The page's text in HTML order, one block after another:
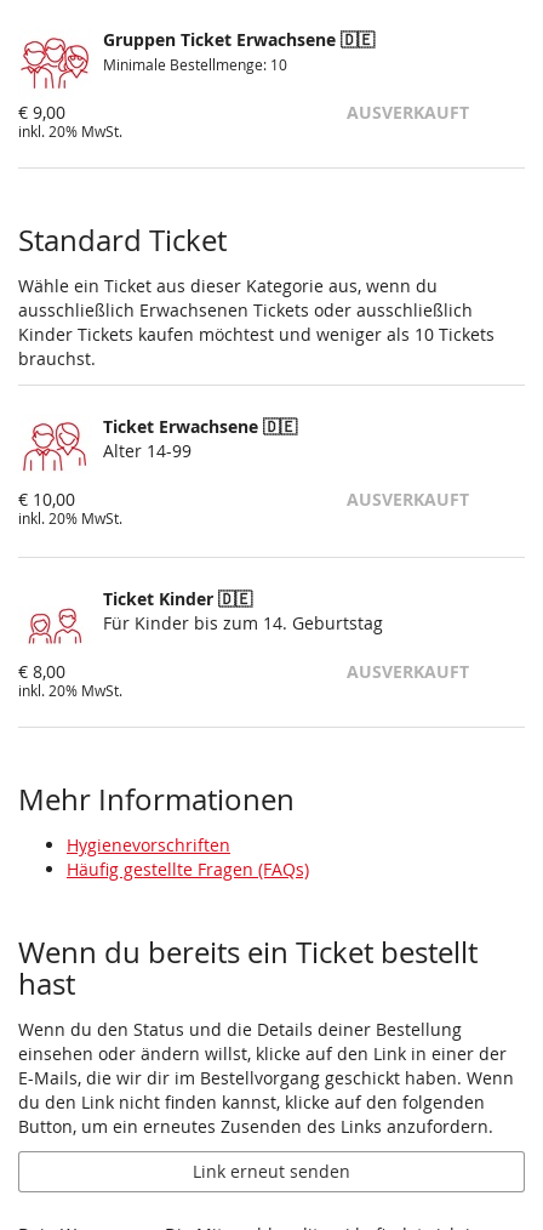
Gruppen Ticket Erwachsene 🇩🇪
Minimale Bestellmenge: 10
€ 9,00
inkl. 20% MwSt.
AUSVERKAUFT
Standard Ticket
Wähle ein Ticket aus dieser Kategorie aus, wenn du
ausschließlich Erwachsenen Tickets oder ausschließlich
Kinder Tickets kaufen möchtest und weniger als 10 Tickets
brauchst.
Ticket Erwachsene 🇩🇪
Alter 14-99
€ 10,00
inkl. 20% MwSt.
AUSVERKAUFT
Ticket Kinder 🇩🇪
Für Kinder bis zum 14. Geburtstag
€ 8,00
inkl. 20% MwSt.
AUSVERKAUFT
Mehr Informationen
Hygienevorschriften
Häufig gestellte Fragen (FAQs)
Wenn du bereits ein Ticket bestellt
hast
Wenn du den Status und die Details deiner Bestellung
einsehen oder ändern willst, klicke auf den Link in einer der
E-Mails, die wir dir im Bestellvorgang geschickt haben. Wenn
du den Link nicht finden kannst, klicke auf den folgenden
Button, um ein erneutes Zusenden des Links anzufordern.
Link erneut senden